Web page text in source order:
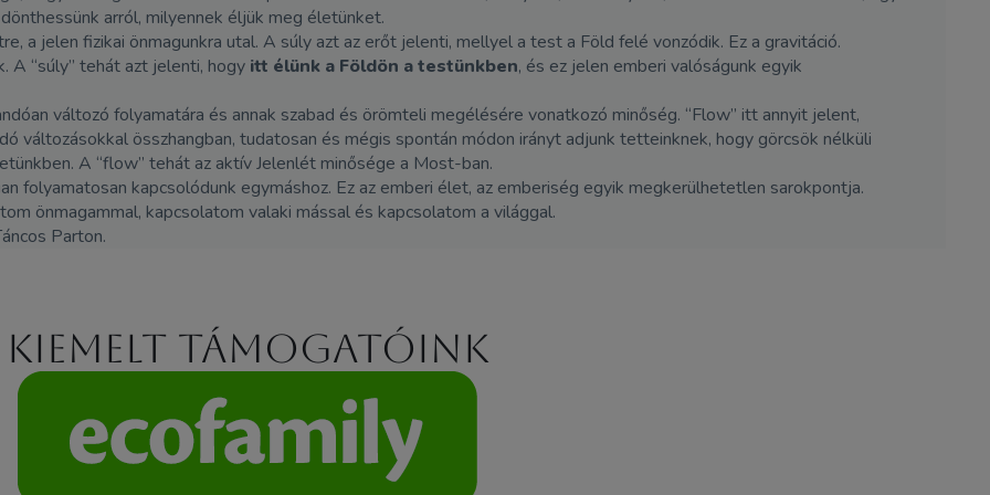
arról, milyennek éljük meg életünket.
a jelen fizikai önmagunkra utal. A súly azt az erőt jelenti, mellyel a test a Föld felé vonzódik. Ez a gravitáció.
A “súly” tehát azt jelenti, hogy itt élünk a Földön a testünkben, és ez jelen emberi valóságunk egyik
változó folyamatára és annak szabad és örömteli megélésére vonatkozó minőség. “Flow” itt annyit jelent,
változásokkal összhangban, tudatosan és mégis spontán módon irányt adjunk tetteinknek, hogy görcsök nélküli
A “flow” tehát az aktív Jelenlét minősége a Most-ban.
folyamatosan kapcsolódunk egymáshoz. Ez az emberi élet, az emberiség egyik megkerülhetetlen sarokpontja.
önmagammal, kapcsolatom valaki mással és kapcsolatom a világgal.
Parton.
Kiemelt támogatóink